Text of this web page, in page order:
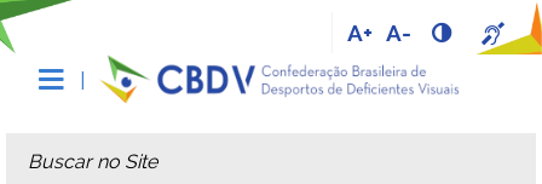
A+ A-
Busca